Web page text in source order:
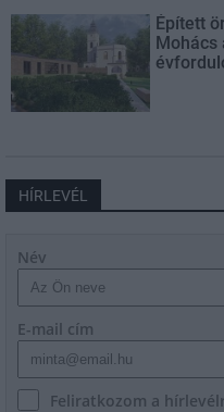
Épített
Mohács
HÍRLEVÉL
Név
E-mail cím
Feliratkozom a